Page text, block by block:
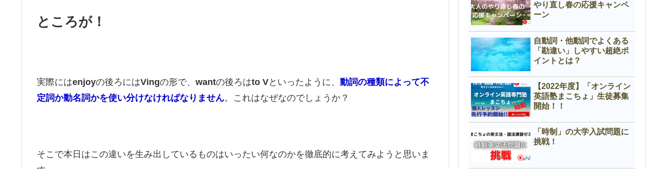
ところが！
実際にはenjoyの後ろにはVingの形で、 wantの後ろはto Vといったように、 動詞の種類によって不
定詞か動名詞かを使い分けなければなりません。これはなぜなのでしょうか？
そこで本日はこの違いを生み出しているものはいったい何なのかを徹底的に考えてみようと思いま
やり直し春の応援キャンペ
ーン
自動詞・他動詞でよくある
「勘違い」しやすい超絶ポ
イントとは？
【2022年度】「オンライン
英語塾まこちょ」生徒募集
開始！！
「時制」の大学入試問題に
挑戦！